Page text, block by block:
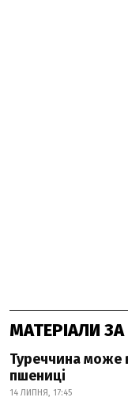
МАТЕРІАЛИ
Туреччина може
пшениці
14 ЛИПНЯ, 17:45